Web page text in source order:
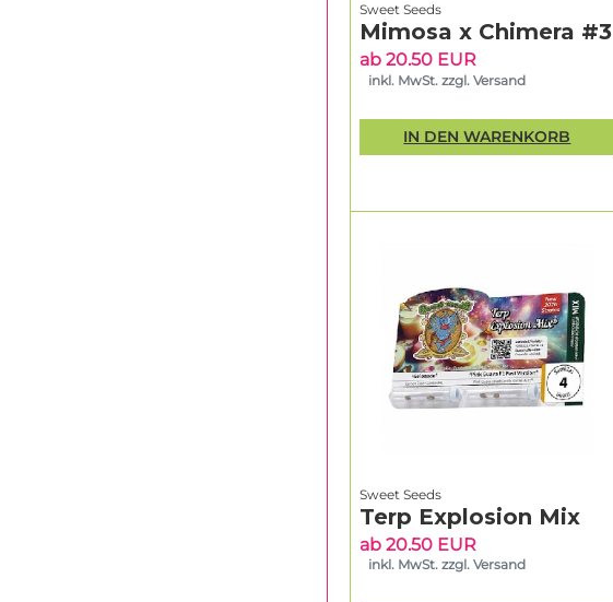
Sweet Seeds
Mimosa x Chimera #3
ab 20.50 EUR
inkl. MwSt. zzgl. Versand
IN DEN WARENKORB
Sweet Seeds
Terp Explosion Mix
ab 20.50 EUR
inkl. MwSt. zzgl. Versand